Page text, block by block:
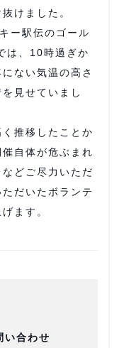
けました。
ー駅伝のゴール
は、10時過ぎか
ない気温の高さ
見せていまし
推移したことか
自体が危ぶまれ
どご尽力いただ
だいたボランテ
ます。
い合わせ